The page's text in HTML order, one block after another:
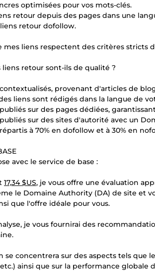
optimisées pour vos mots-clés.
retour depuis des pages dans une
liens retour dofollow.
mes liens respectent des critères
retour sont-ils de qualité ?
provenant d'articles de
liens sont rédigés dans la langue de
sur des pages dédiées,
sur des sites d'autorité avec un
à 70% en dofollow et à 30% en
avec le service de base :
17,34 $US, je vous offre une évaluation
le Domaine Authority (DA) de site et
que l'offre idéale pour vous.
je vous fournirai des
se concentrera sur des aspects tels
ainsi que sur la performance globale